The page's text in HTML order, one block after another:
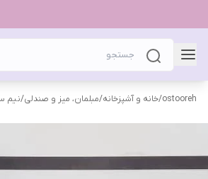
ostooreh
/خانه و آشپزخانه/مبلمان، میز و صندلی/نیم